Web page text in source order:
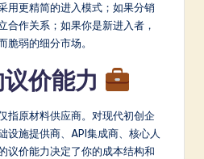
用更精简的进入模式；如果分销
合作关系；如果你是新进入者，
脆弱的细分市场。
价能力
指原材料供应商。对现代初创企
设施提供商、API集成商、核心人
议价能力决定了你的成本结构和